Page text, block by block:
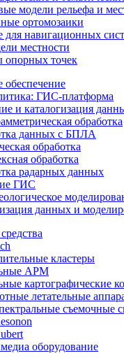
модели рельефа и
ортомозаики
для навигационных
местности
опорных точек
ГИС-платформа
и каталогизация
обработка
данных с БПЛА
обработка
обработка
радарных данных
ГИС
данных и
кластеры
АРМ
картографические
летательные
съемочные
оборудование